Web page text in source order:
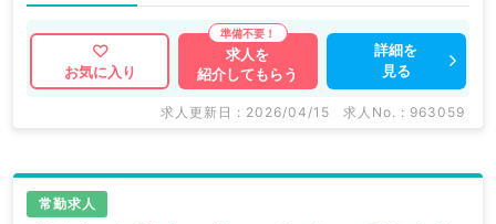
お気に入り
求人を
紹介してもらう
詳細を
見る
求人更新日 : 2026/04/15 求人No. : 963059
常勤求人